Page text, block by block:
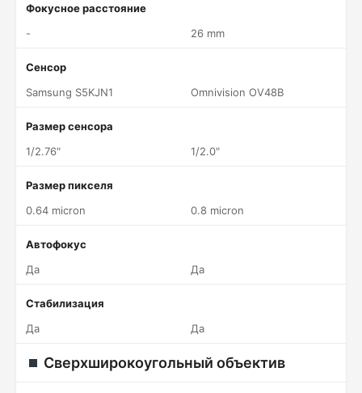
Фокусное расстояние
-
26 mm
Сенсор
Samsung S5KJN1
Omnivision OV48B
Размер сенсора
1/2.76"
1/2.0"
Размер пикселя
0.64 micron
0.8 micron
Автофокус
Да
Да
Стабилизация
Да
Да
Сверхширокоугольный объектив